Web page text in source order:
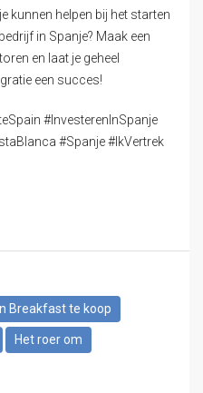
kunnen helpen bij het starten
in Spanje? Maak een
en laat je geheel
een succes!
#InvesterenInSpanje
#Spanje #IkVertrek
Breakfast te koop
Het roer om